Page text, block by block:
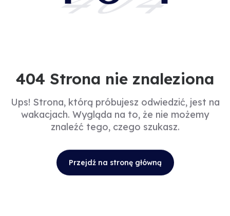
404 Strona nie znaleziona
Ups! Strona, którą próbujesz odwiedzić, jest na
wakacjach. Wygląda na to, że nie możemy
znaleźć tego, czego szukasz.
Przejdź na stronę główną